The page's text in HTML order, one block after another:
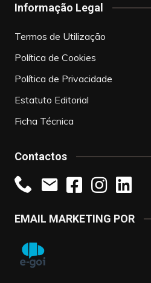
Informação Legal
Termos de Utilização
Política de Cookies
Política de Privacidade
Estatuto Editorial
Ficha Técnica
Contactos
EMAIL MARKETING POR